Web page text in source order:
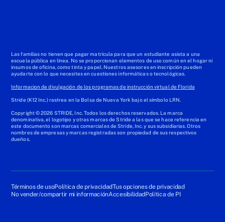
Las familias no tienen que pagar matrícula para que un estudiante asista a una
escuela pública en línea. No se proporcionan elementos de uso común en el hogar ni
insumos de oficina, como tinta y papel. Nuestros asesores en inscripción pueden
ayudarte con lo que necesites en cuestiones informáticas o tecnológicas.
Informacion de divulgación de los programas de instrucción virtual de Florida
Stride (K12 Inc.) rastrea en la Bolsa de Nueva York bajo el símbolo LRN.
Copyright © 2026 STRIDE, Inc. Todos los derechos reservados. La marca
denominativa, el logotipo y otras marcas de Stride a las que se hace referencia en
este documento son marcas comerciales de Stride, Inc. y sus subsidiarias. Otros
nombres de empresas y marcas registradas son propiedad de sus respectivos
dueños.
Términos de usoPolítica de privacidadTus opciones de privacidad
No vender/compartir mi informaciónAccesibilidadPolítica de PI